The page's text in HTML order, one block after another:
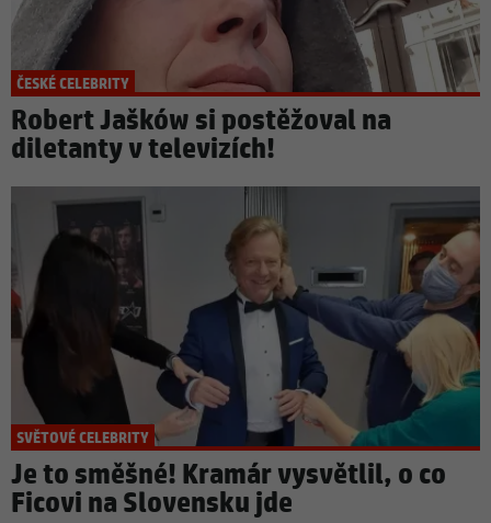
ČESKÉ CELEBRITY
Robert Jašków si postěžoval na
diletanty v televizích!
SVĚTOVÉ CELEBRITY
Je to směšné! Kramár vysvětlil, o co
Ficovi na Slovensku jde